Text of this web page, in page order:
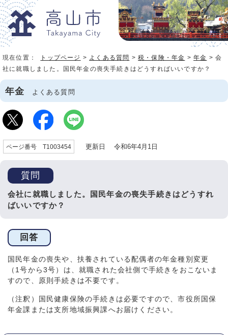
現在位置： トップページ > よくある質問 >税・保険・年金 >年金 > 会
社に就職しました。国民年金の喪失手続きはどうすればいいですか？
年金 よくある質問
ページ番号 T1003454 更新日 令和6年4月1日
質問
会社に就職しました。国民年金の喪失手続きはどうすれ
ばいいですか？
回答
国民年金の喪失や、扶養されている配偶者の年金種別変更
（1号から3号）は、就職された会社側で手続きをおこないま
すので、原則手続きは不要です。
（注釈）国民健康保険の手続きは必要ですので、市役所国保
年金課または支所地域振興課へお届けください。